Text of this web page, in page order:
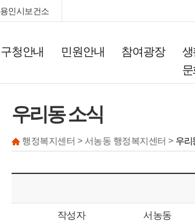
용인시보건소
구청안내 민원안내 참여광장
생
우리동 소식
행정복지센터 > 서농동 행정복지센터 > 우리
작성자 서농동